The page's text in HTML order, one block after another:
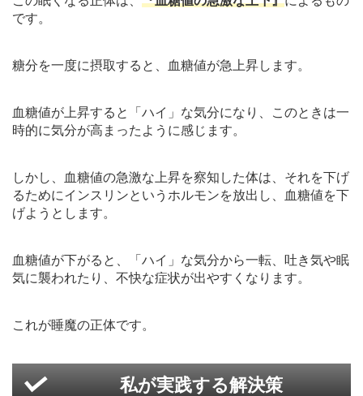
です。
糖分を一度に摂取すると、血糖値が急上昇します。
血糖値が上昇すると「ハイ」な気分になり、このときは一
時的に気分が高まったように感じます。
しかし、血糖値の急激な上昇を察知した体は、それを下げ
るためにインスリンというホルモンを放出し、血糖値を下
げようとします。
血糖値が下がると、「ハイ」な気分から一転、吐き気や眠
気に襲われたり、不快な症状が出やすくなります。
これが睡魔の正体です。
私が実践する解決策